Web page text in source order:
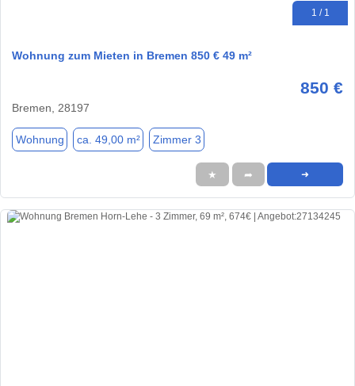
1 / 1
Wohnung zum Mieten in Bremen 850 € 49 m²
850 €
Bremen, 28197
Wohnung ca. 49,00 m² Zimmer 3
★ ➦ ➜